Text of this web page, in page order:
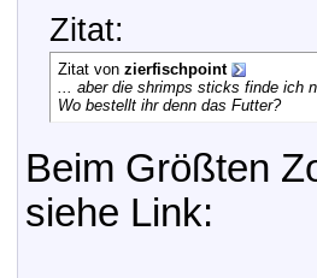
Zitat:
Zitat von zierfischpoint
... aber die shrimps sticks finde ich
Wo bestellt ihr denn das Futter?
Beim Größten
siehe Link: